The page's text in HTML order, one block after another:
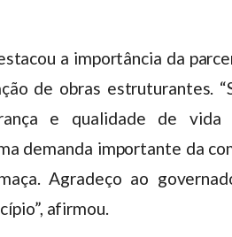
a importância da
de obras estruturantes.
e qualidade de
demanda importante da
Agradeço ao
afirmou.